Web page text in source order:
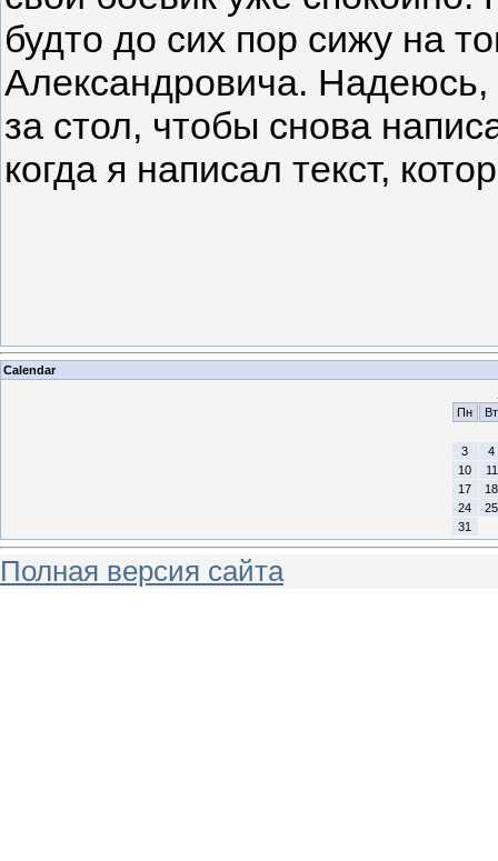
будто до сих пор сижу на
Александровича. Надеюсь,
за стол, чтобы снова
когда я написал текст,
Calendar
Пн
Вт
3
4
10
11
17
18
24
25
31
Полная версия сайта